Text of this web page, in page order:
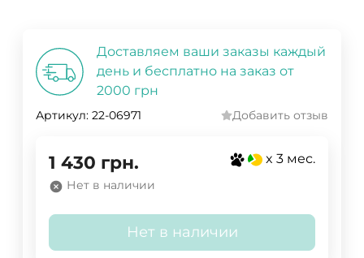
Доставляем ваши заказы каждый
день и бесплатно на заказ от
2000 грн
Артикул: 22-06971 Добавить отзыв
1 430 грн. x 3 мес.
Нет в наличии
Нет в наличии